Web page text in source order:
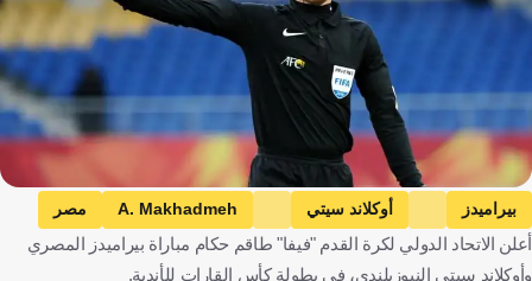
بيراميدز أوكلاند سيتي A. Makhadmeh
مصر
نيوزيلندا
الأردن كرة قدم
أعلن الاتحاد الدولي لكرة القدم "فيفا" طاقم حكام مباراة بيراميدز المصري
وأوكلاند سيتي النيوزيلندي، في بطولة كأس القارات للأندية.